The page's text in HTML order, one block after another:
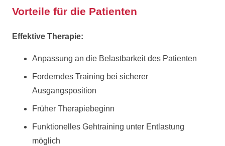
Vorteile für die Patienten
Effektive Therapie:
Anpassung an die Belastbarkeit des Patienten
Forderndes Training bei sicherer
Ausgangsposition
Früher Therapiebeginn
Funktionelles Gehtraining unter Entlastung
möglich